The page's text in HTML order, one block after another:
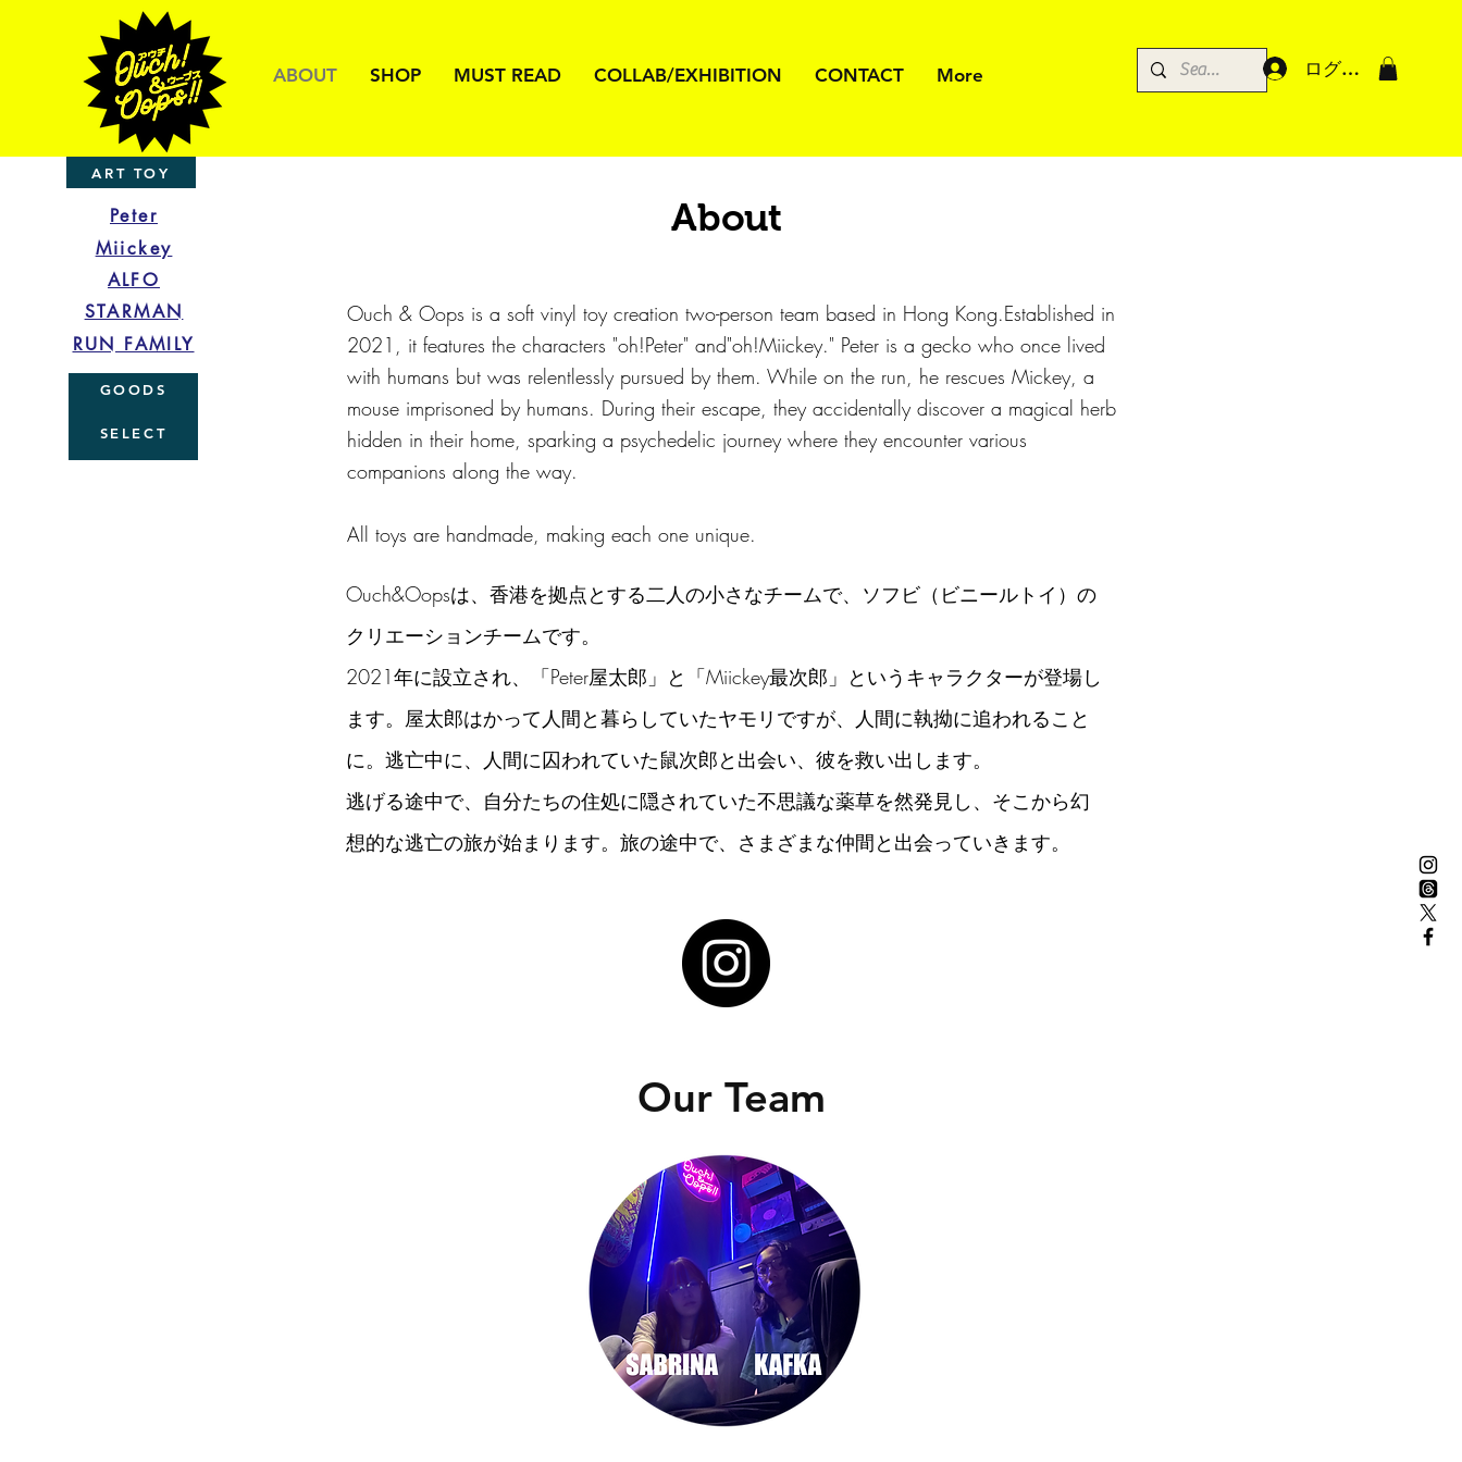
ABOUT SHOP MUST READ COLLAB/EXHIBITION CONTACT More ログイン
About
Ouch & Oops is a soft vinyl toy creation two-person team based in Hong Kong.Established in
2021, it features the characters "oh!Peter" and"oh!Miickey." Peter is a gecko who once lived
with humans but was relentlessly pursued by them. While on the run, he rescues Mickey, a
mouse imprisoned by humans. During their escape, they accidentally discover a magical herb
hidden in their home, sparking a psychedelic journey where they encounter various
companions along the way.
All toys are handmade, making each one unique.
Ouch&Oopsは、香港を拠点とする二人の小さなチームで、ソフビ（ビニールトイ）の
クリエーションチームです。
2021年に設立され、「Peter屋太郎」と「Miickey最次郎」というキャラクターが登場し
ます。屋太郎はかって人間と暮らしていたヤモリですが、人間に執拗に追われること
に。逃亡中に、人間に囚われていた鼠次郎と出会い、彼を救い出します。
逃げる途中で、自分たちの住処に隠されていた不思議な薬草を然発見し、そこから幻
想的な逃亡の旅が始まります。旅の途中で、さまざまな仲間と出会っていきます。
Our Team
ART TOY
Peter
Miickey
ALFO
STARMAN
RUN FAMILY
GOODS
SELECT